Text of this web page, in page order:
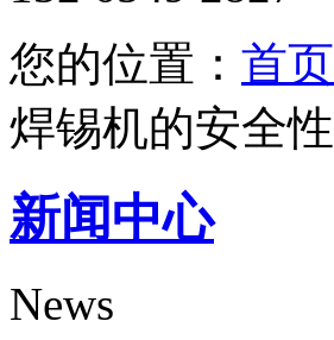
您的位置： 首页
焊锡机的安全性
新闻中心
News